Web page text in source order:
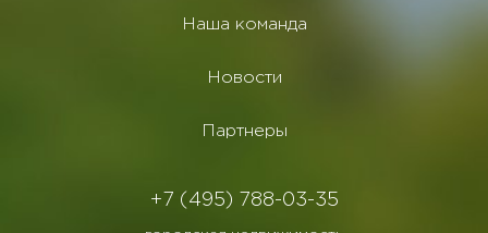
Наша команда
Новости
Партнеры
+7 (495) 788-03-35